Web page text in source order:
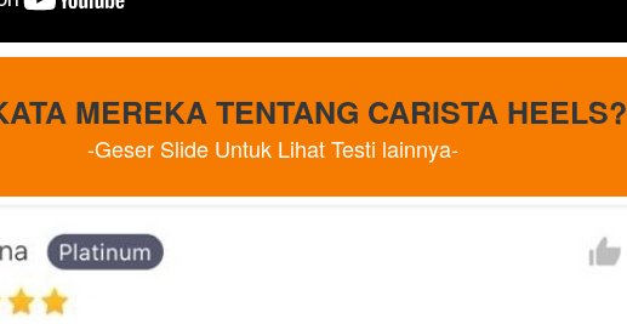
MEREKA TENTANG CARISTA HEELS?
-Geser Slide Untuk Lihat Testi lainnya-